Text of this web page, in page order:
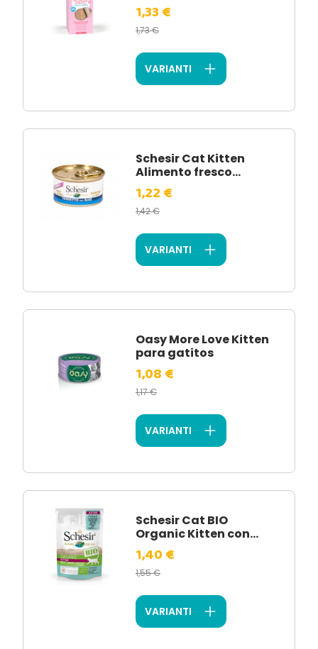
1,33 €
1,73 €
VARIANTI
Schesir Cat Kitten
Alimento fresco...
1,22 €
1,42 €
VARIANTI
Oasy More Love Kitten
para gatitos
1,08 €
1,17 €
VARIANTI
Schesir Cat BIO
Organic Kitten con...
1,40 €
1,55 €
VARIANTI